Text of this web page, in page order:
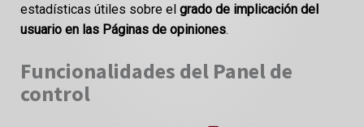
estadísticas útiles sobre el grado de implicación del
usuario en las Páginas de opiniones.
Funcionalidades del Panel de
control